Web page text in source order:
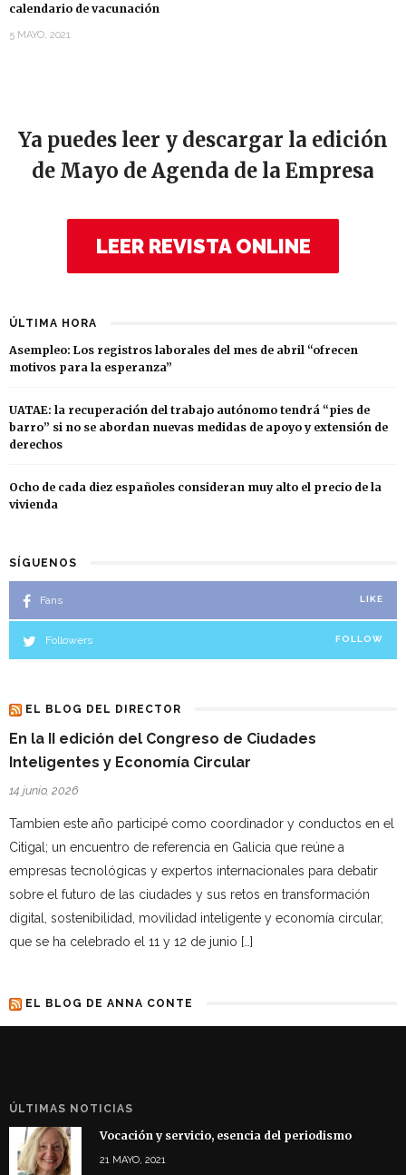
calendario de vacunación
5 MAYO, 2021
Ya puedes leer y descargar la edición
de Mayo de Agenda de la Empresa
LEER REVISTA ONLINE
ÚLTIMA HORA
Asempleo: Los registros laborales del mes de abril “ofrecen
motivos para la esperanza”
UATAE: la recuperación del trabajo autónomo tendrá “pies de
barro” si no se abordan nuevas medidas de apoyo y extensión de
derechos
Ocho de cada diez españoles consideran muy alto el precio de la
vivienda
SÍGUENOS
Fans LIKE
Followers FOLLOW
EL BLOG DEL DIRECTOR
En la II edición del Congreso de Ciudades
Inteligentes y Economía Circular
14 junio, 2026
Tambien este año participé como coordinador y conductos en el
Citigal; un encuentro de referencia en Galicia que reúne a
empresas tecnológicas y expertos internacionales para debatir
sobre el futuro de las ciudades y sus retos en transformación
digital, sostenibilidad, movilidad inteligente y economía circular,
que se ha celebrado el 11 y 12 de junio […]
EL BLOG DE ANNA CONTE
ÚLTIMAS NOTICIAS
Vocación y servicio, esencia del periodismo
21 MAYO, 2021